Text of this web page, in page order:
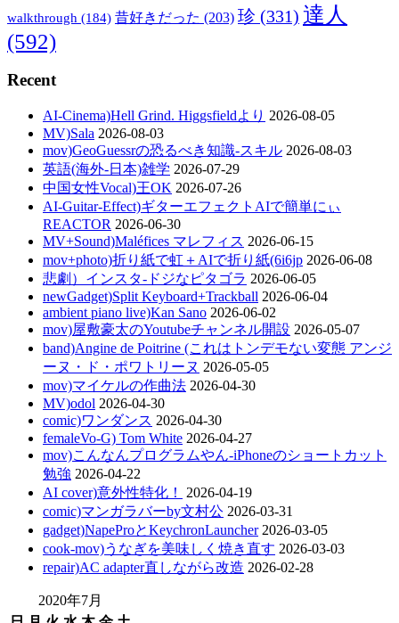
walkthrough (184) 昔好きだった (203) 珍 (331) 達人
(592)
Recent
AI-Cinema)Hell Grind. Higgsfieldより 2026-08-05
MV)Sala 2026-08-03
mov)GeoGuessrの恐るべき知識-スキル 2026-08-03
英語(海外-日本)雑学 2026-07-29
中国女性Vocal)王OK 2026-07-26
AI-Guitar-Effect)ギターエフェクトAIで簡単にぃ
REACTOR 2026-06-30
MV+Sound)Maléfices マレフィス 2026-06-15
mov+photo)折り紙で虹＋AIで折り紙(6i6jp 2026-06-08
悲劇）インスタ-ドジなピタゴラ 2026-06-05
newGadget)Split Keyboard+Trackball 2026-06-04
ambient piano live)Kan Sano 2026-06-02
mov)屋敷豪太のYoutubeチャンネル開設 2026-05-07
band)Angine de Poitrine (これはトンデモない変態 アンジ
ーヌ・ド・ポワトリーヌ 2026-05-05
mov)マイケルの作曲法 2026-04-30
MV)odol 2026-04-30
comic)ワンダンス 2026-04-30
femaleVo-G) Tom White 2026-04-27
mov)こんなんプログラムやん-iPhoneのショートカット
勉強 2026-04-22
AI cover)意外性特化！
2026-04-19
comic)マンガラバーby文村公 2026-03-31
gadget)NapeProとKeychronLauncher 2026-03-05
cook-mov)うなぎを美味しく焼き直す 2026-03-03
repair)AC adapter直しながら改造 2026-02-28
2020年7月